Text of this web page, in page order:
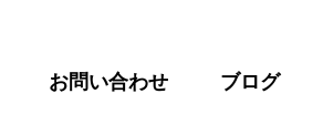
お問い合わせ ブログ